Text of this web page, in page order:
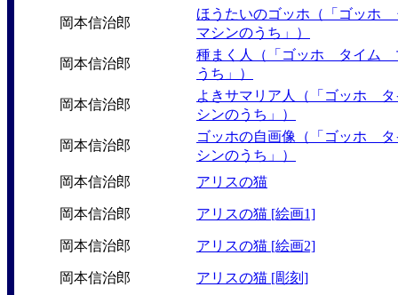
岡本信治郎
ほうたいのゴッホ（「ゴッ
マシンのうち」）
岡本信治郎
種まく人（「ゴッホ タイム
うち」）
岡本信治郎
よきサマリア人（「ゴッホ
シンのうち」）
岡本信治郎
ゴッホの自画像（「ゴッホ
シンのうち」）
岡本信治郎
アリスの猫
岡本信治郎 アリスの猫 [絵画1]
岡本信治郎 アリスの猫 [絵画2]
岡本信治郎 アリスの猫 [彫刻]